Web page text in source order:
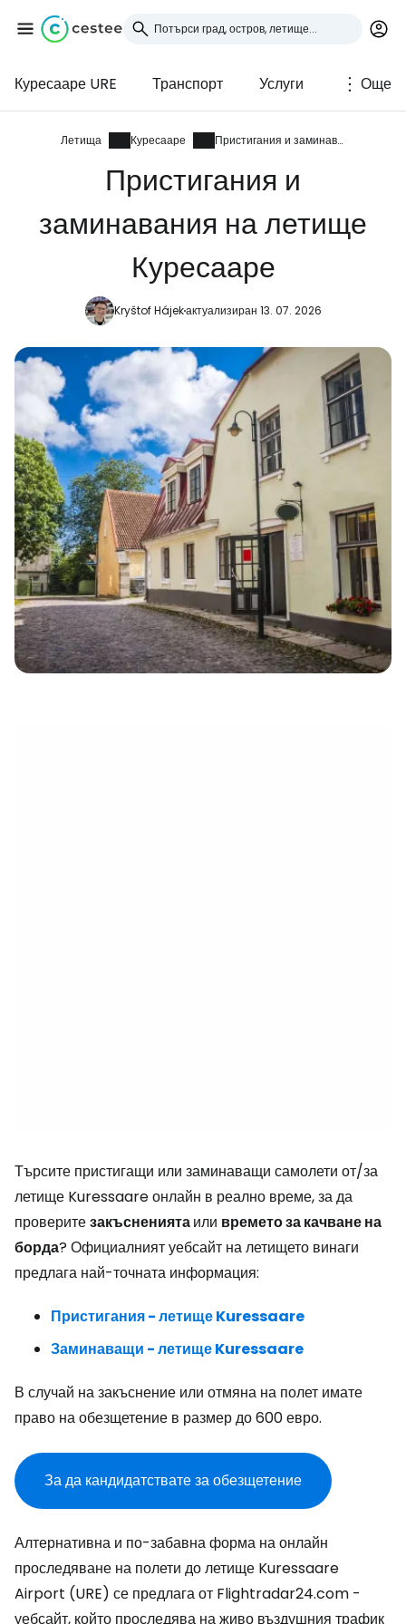
Куресааре URE Транспорт Услуги Още
Летища Куресааре Пристигания и заминавания
Пристигания и
заминавания на летище
Куресааре
Kryštof Hájekактуализиран 13. 07. 2026
Търсите пристигащи или заминаващи самолети от/за
летище Kuressaare онлайн в реално време, за да
проверитезакъснениятаили времето за качване на
борда? Официалният уебсайт на летището винаги
предлага най-точната информация:
Пристигания - летище Kuressaare
Заминаващи - летище Kuressaare
В случай на закъснение или отмяна на полет имате
право на обезщетение в размер до 600 евро.
За да кандидатствате за обезщетение
Алтернативна и по-забавна форма на онлайн
проследяване на полети до летище Kuressaare
Airport (URE) се предлага от Flightradar24.com -
уебсайт, който проследява на живо въздушния трафик
Влезте в Cestee
... световната общност на туристите
Продължете с Facebook
Продължете с имейл